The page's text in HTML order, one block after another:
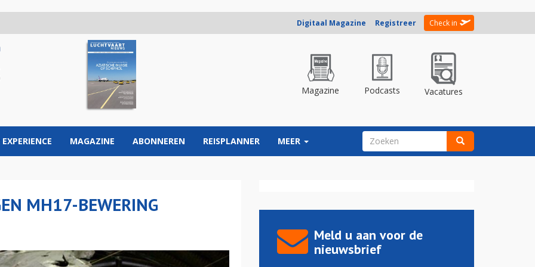
Digitaal Magazine Registreer Check in
Magazine Podcasts Vacatures
EXPERIENCE MAGAZINE ABONNEREN REISPLANNER MEER ZOEKVELD
MH17-BEWERING
Meld u aan voor de
nieuwsbrief